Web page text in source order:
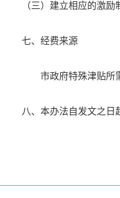
（三）建立相应的激
七、经费来源
市政府特殊津贴所
八、本办法自发文之日